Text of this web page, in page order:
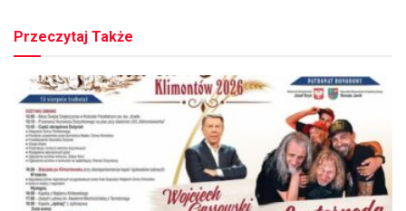
Przeczytaj Także